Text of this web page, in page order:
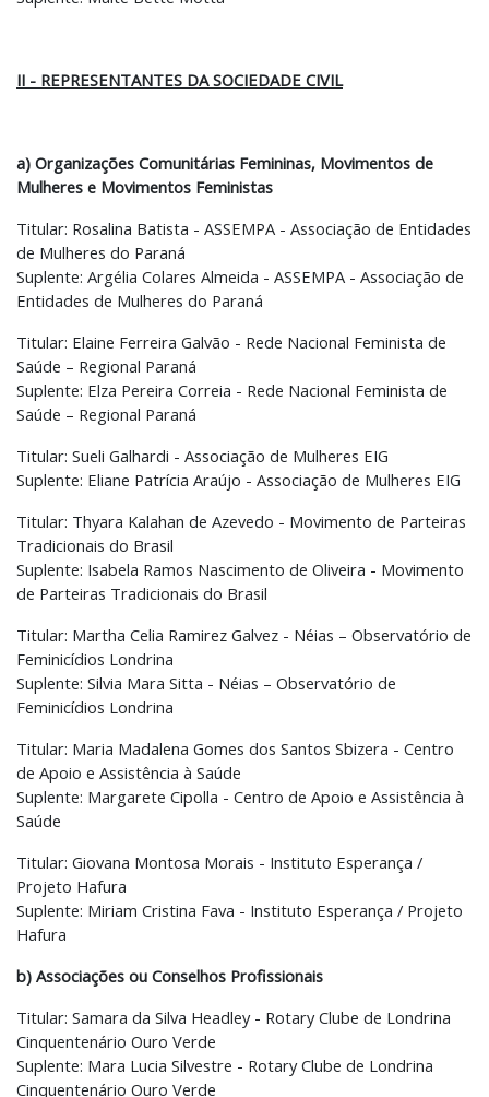
II - REPRESENTANTES DA SOCIEDADE CIVIL
a) Organizações Comunitárias Femininas, Movimentos de
Mulheres e Movimentos Feministas
Titular: Rosalina Batista - ASSEMPA - Associação de Entidades
de Mulheres do Paraná
Suplente: Argélia Colares Almeida - ASSEMPA - Associação de
Entidades de Mulheres do Paraná
Titular: Elaine Ferreira Galvão - Rede Nacional Feminista de
Saúde – Regional Paraná
Suplente: Elza Pereira Correia - Rede Nacional Feminista de
Saúde – Regional Paraná
Titular: Sueli Galhardi - Associação de Mulheres EIG
Suplente: Eliane Patrícia Araújo - Associação de Mulheres EIG
Titular: Thyara Kalahan de Azevedo - Movimento de Parteiras
Tradicionais do Brasil
Suplente: Isabela Ramos Nascimento de Oliveira - Movimento
de Parteiras Tradicionais do Brasil
Titular: Martha Celia Ramirez Galvez - Néias – Observatório de
Feminicídios Londrina
Suplente: Silvia Mara Sitta - Néias – Observatório de
Feminicídios Londrina
Titular: Maria Madalena Gomes dos Santos Sbizera - Centro
de Apoio e Assistência à Saúde
Suplente: Margarete Cipolla - Centro de Apoio e Assistência à
Saúde
Titular: Giovana Montosa Morais - Instituto Esperança /
Projeto Hafura
Suplente: Miriam Cristina Fava - Instituto Esperança / Projeto
Hafura
b) Associações ou Conselhos Profissionais
Titular: Samara da Silva Headley - Rotary Clube de Londrina
Cinquentenário Ouro Verde
Suplente: Mara Lucia Silvestre - Rotary Clube de Londrina
Cinquentenário Ouro Verde